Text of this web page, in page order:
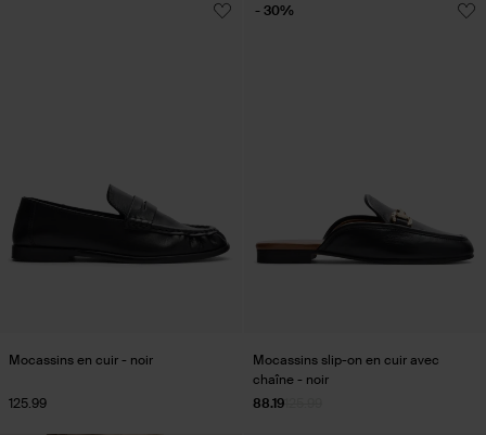
Mocassins en cuir - noir
125.99
Mocassins slip-on en cuir avec
chaîne - noir
88.19
- 30%